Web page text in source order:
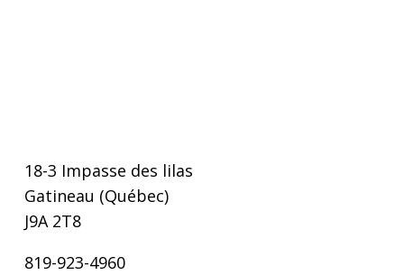
18-3 Impasse des lilas
Gatineau (Québec)
J9A 2T8
819-923-4960